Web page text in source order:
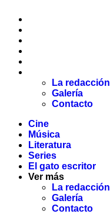
La redacción
Galería
Contacto
Cine
Música
Literatura
Series
El gato escritor
Ver más
La redacción
Galería
Contacto